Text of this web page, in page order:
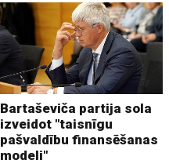
Bartaševiča partija sola
izveidot "taisnīgu
pašvaldību finansēšanas
modeli"